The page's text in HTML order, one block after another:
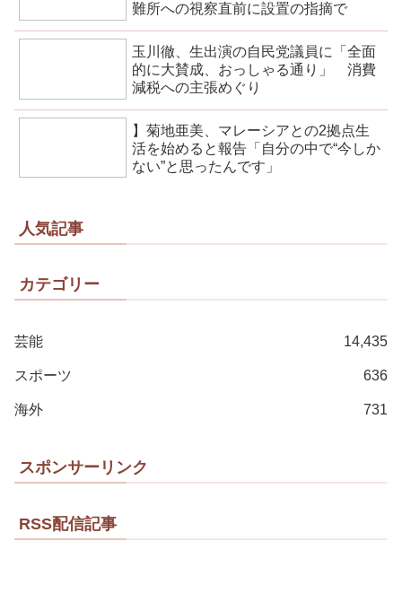
難所への視察直前に設置の指摘で
玉川徹、生出演の自民党議員に「全面
的に大賛成、おっしゃる通り」 消費
減税への主張めぐり
】菊地亜美、マレーシアとの2拠点生
活を始めると報告「自分の中で“今しか
ない”と思ったんです」
人気記事
カテゴリー
芸能 14,435
スポーツ 636
海外 731
スポンサーリンク
RSS配信記事